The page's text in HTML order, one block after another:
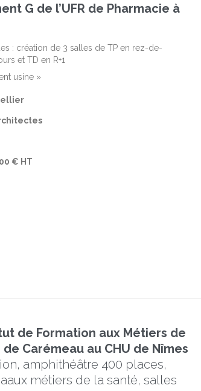
G de l’UFR de Pharmacie à
: création de 3 salles de TP en rez-de-
et TD en R+1
usine »
€ HT
de Formation aux Métiers de
Carémeau au CHU de Nîmes
amphithéâtre 400 places,
métiers de la santé, salles